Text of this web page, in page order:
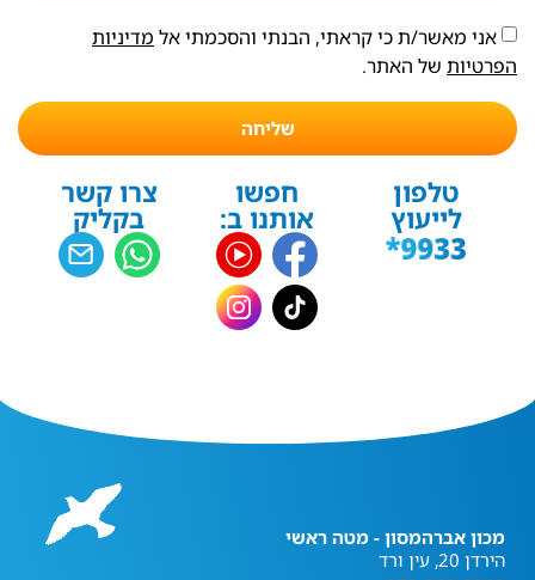
אני מאשר/ת כי קראתי, הבנתי והסכמתי אל מדיניות
הפרטיות של האתר.
שליחה
טלפון
לייעוץ
חפשו
אותנו ב:
צרו קשר
בקליק
מכון אברהמסון - מטה ראשי
הירדן 20, עין ורד